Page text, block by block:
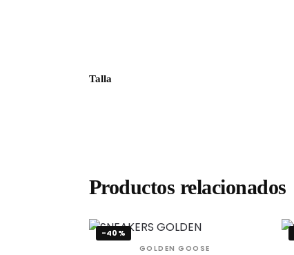
Talla
Productos relacionados
-40%
GOLDEN GOOSE